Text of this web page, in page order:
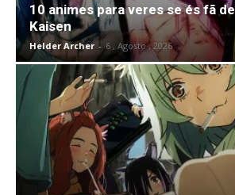
10 animes para veres se és fã
Kaisen
Helder Archer - 6 , Agosto , 2026